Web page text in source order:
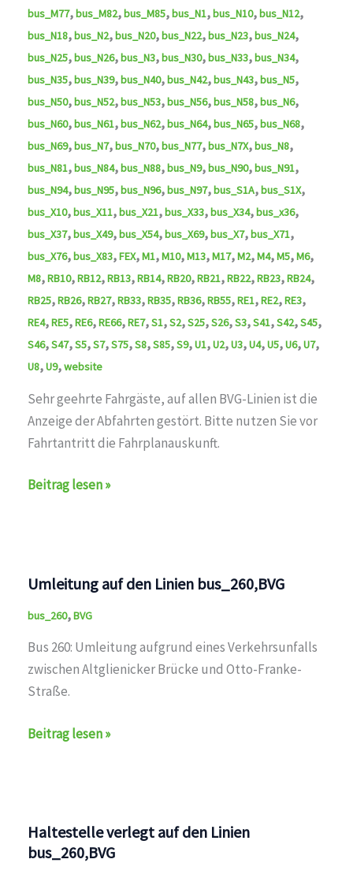
bus_M77,bus_M82,bus_M85,bus_N1,bus_N10,bus_N12,
bus_N18,bus_N2,bus_N20,bus_N22,bus_N23,bus_N24,
bus_N25,bus_N26,bus_N3,bus_N30,bus_N33,bus_N34,
bus_N35,bus_N39,bus_N40,bus_N42,bus_N43,bus_N5,
bus_N50,bus_N52,bus_N53,bus_N56,bus_N58,bus_N6,
bus_N60,bus_N61,bus_N62,bus_N64,bus_N65,bus_N68,
bus_N69,bus_N7,bus_N70,bus_N77,bus_N7X,bus_N8,
bus_N81,bus_N84,bus_N88,bus_N9,bus_N90,bus_N91,
bus_N94,bus_N95,bus_N96,bus_N97,bus_S1A,bus_S1X,
bus_X10,bus_X11,bus_X21,bus_X33,bus_X34,bus_x36,
bus_X37,bus_X49,bus_X54,bus_X69,bus_X7,bus_X71,
bus_X76,bus_X83,FEX,M1,M10,M13,M17,M2,M4,M5,M6,
M8,RB10,RB12,RB13,RB14,RB20,RB21,RB22,RB23,RB24,
RB25,RB26,RB27,RB33,RB35,RB36,RB55,RE1,RE2,RE3,
RE4,RE5,RE6,RE66,RE7,S1,S2,S25,S26,S3,S41,S42,S45,
S46,S47,S5,S7,S75,S8,S85,S9,U1,U2,U3,U4,U5,U6,U7,
U8,U9,website
Sehr geehrte Fahrgäste, auf allen BVG-Linien ist die
Anzeige der Abfahrten gestört. Bitte nutzen Sie vor
Fahrtantritt die Fahrplanauskunft.
Störung
Beitrag lesen »
Umleitung auf den Linien bus_260,BVG
bus_260,BVG
Bus 260: Umleitung aufgrund eines Verkehrsunfalls
zwischen Altglienicker Brücke und Otto-Franke-
Straße.
Umleitung
Beitrag lesen »
Haltestelle verlegt auf den Linien
bus_260,BVG